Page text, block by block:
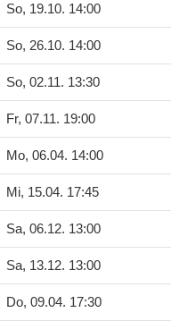
So, 19.10. 14:00
So, 26.10. 14:00
So, 02.11. 13:30
Fr, 07.11. 19:00
Mo, 06.04. 14:00
Mi, 15.04. 17:45
Sa, 06.12. 13:00
Sa, 13.12. 13:00
Do, 09.04. 17:30